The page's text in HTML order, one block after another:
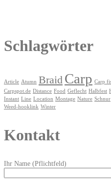
Schlagwörter
Article Atumn Braid Carp Carp
Carpspot.de Distance Food Geflecht Halbfest
Instant Line Location Montage Nature Schnur
Weed-hooklink Winter
Kontakt
Ihr Name (Pflichtfeld)